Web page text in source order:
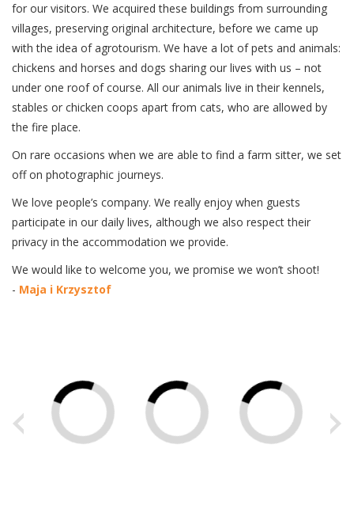
for our visitors. We acquired these buildings from surrounding
villages, preserving original architecture, before we came up
with the idea of agrotourism. We have a lot of pets and animals:
chickens and horses and dogs sharing our lives with us – not
under one roof of course. All our animals live in their kennels,
stables or chicken coops apart from cats, who are allowed by
the fire place.
On rare occasions when we are able to find a farm sitter, we set
off on photographic journeys.
We love people’s company. We really enjoy when guests
participate in our daily lives, although we also respect their
privacy in the accommodation we provide.
We would like to welcome you, we promise we won’t shoot!
- Maja i Krzysztof